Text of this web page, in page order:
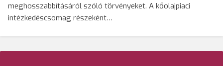
meghosszabbításáról szóló törvényeket. A kőolajpiaci
intézkedéscsomag részeként…